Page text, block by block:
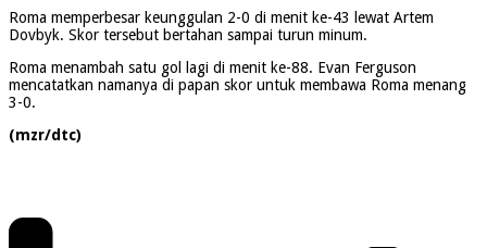
Roma memperbesar keunggulan 2-0 di menit ke-43 lewat Artem
Dovbyk. Skor tersebut bertahan sampai turun minum.
Roma menambah satu gol lagi di menit ke-88. Evan Ferguson
mencatatkan namanya di papan skor untuk membawa Roma menang
3-0.
(mzr/dtc)